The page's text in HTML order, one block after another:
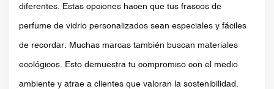
diferentes. Estas opciones hacen que tus frascos de
perfume de vidrio personalizados sean especiales y fáciles
de recordar. Muchas marcas también buscan materiales
ecológicos. Esto demuestra tu compromiso con el medio
ambiente y atrae a clientes que valoran la sostenibilidad.